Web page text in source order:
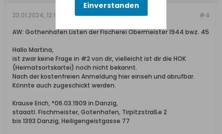
#4
23.01.2024, 12:12
AW: Gothenhafen Listen der Fischerei Obermeister 1944 bwz. 45
Hallo Martina,
ist zwar keine Frage in #2 von dir, vielleicht ist dir die HOK
(Heimatsortskartei) noch nicht bekannt.
Nach der kostenfreien Anmeldung hier einseh und abrufbar.
Könnte auch zugeschickt werden.
Krause Erich, *06.03.1909 in Danzig,
staaatl. Fischmeister, Gotenhafen, Tirpitzstraße 2
bis 1393 Danzig, Heiligengeistgasse 77
Einverstanden